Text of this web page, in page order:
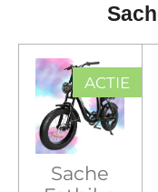
ACTIE
Sache